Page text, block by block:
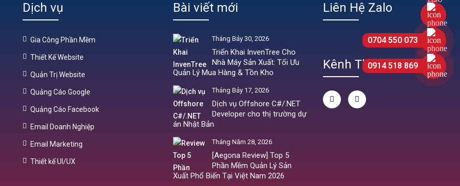
0704 550 073
0914 518 869
Dịch vụ
Gia Công Phần Mềm
Thiết Kế Website
Quản Trị Website
Quảng Cáo Google
Quảng Cáo Facebook
Email Doanh Nghiệp
Email Marketing
Thiết kế UI/UX
Bài viết mới
Tháng Bảy 30, 2026
Triển Khai InvenTree Cho
Nhà Máy Sản Xuất: Tối Ưu
Quản Lý Mua Hàng & Tồn Kho
Tháng Bảy 17, 2026
Dịch vụ Offshore C#/.NET
Developer cho thị trường dự
án Nhật Bản
Tháng Năm 28, 2026
[Aegona Review] Top 5
Phần Mềm Quản Lý Sản
Xuất Phổ Biến Tại Việt Nam 2026
Liên Hệ Zalo
Kênh Theo Dõi